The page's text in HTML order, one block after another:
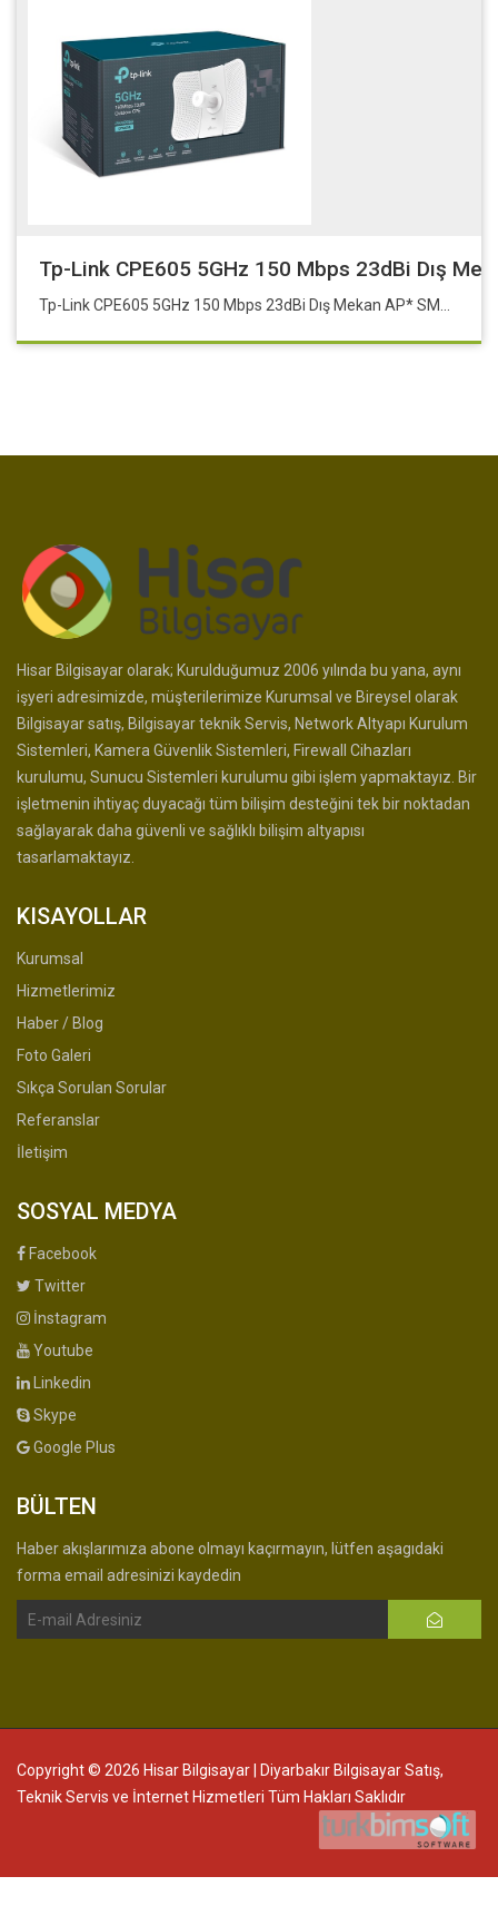
Tp-Link CPE605 5GHz 150 Mbps 23dBi Dış
Hisar Bilgisayar olarak; Kurulduğumuz 2006 yılında bu yana, aynı
işyeri adresimizde, müşterilerimize Kurumsal ve Bireysel olarak
Bilgisayar satış, Bilgisayar teknik Servis, Network Altyapı Kurulum
Sistemleri, Kamera Güvenlik Sistemleri, Firewall Cihazları
kurulumu, Sunucu Sistemleri kurulumu gibi işlem yapmaktayız. Bir
işletmenin ihtiyaç duyacağı tüm bilişim desteğini tek bir noktadan
sağlayarak daha güvenli ve sağlıklı bilişim altyapısı
tasarlamaktayız.
KISAYOLLAR
Kurumsal
Hizmetlerimiz
Haber / Blog
Foto Galeri
Sıkça Sorulan Sorular
Referanslar
İletişim
SOSYAL MEDYA
Facebook
Twitter
İnstagram
Youtube
Linkedin
Skype
Google Plus
BÜLTEN
Haber akışlarımıza abone olmayı kaçırmayın, lütfen aşagıdaki
forma email adresinizi kaydedin
Copyright © 2026 Hisar Bilgisayar | Diyarbakır Bilgisayar Satış,
Teknik Servis ve İnternet Hizmetleri Tüm Hakları Saklıdır